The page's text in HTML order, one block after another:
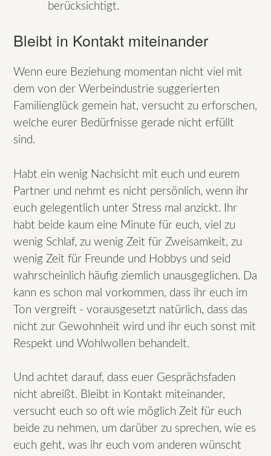
berücksichtigt.
Bleibt in Kontakt miteinander
Wenn eure Beziehung momentan nicht viel mit
dem von der Werbeindustrie suggerierten
Familienglück gemein hat, versucht zu erforschen,
welche eurer Bedürfnisse gerade nicht erfüllt
sind.
Habt ein wenig Nachsicht mit euch und eurem
Partner und nehmt es nicht persönlich, wenn ihr
euch gelegentlich unter Stress mal anzickt. Ihr
habt beide kaum eine Minute für euch, viel zu
wenig Schlaf, zu wenig Zeit für Zweisamkeit, zu
wenig Zeit für Freunde und Hobbys und seid
wahrscheinlich häufig ziemlich unausgeglichen. Da
kann es schon mal vorkommen, dass ihr euch im
Ton vergreift - vorausgesetzt natürlich, dass das
nicht zur Gewohnheit wird und ihr euch sonst mit
Respekt und Wohlwollen behandelt.
Und achtet darauf, dass euer Gesprächsfaden
nicht abreißt. Bleibt in Kontakt miteinander,
versucht euch so oft wie möglich Zeit für euch
beide zu nehmen, um darüber zu sprechen, wie es
euch geht, was ihr euch vom anderen wünscht